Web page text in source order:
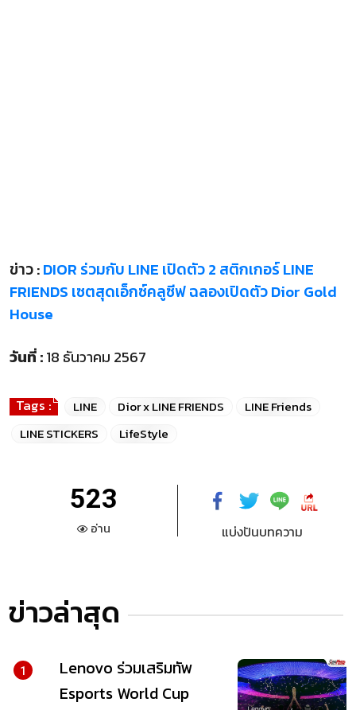
ข่าว :DIOR ร่วมกับ LINE เปิดตัว 2 สติกเกอร์ LINE
FRIENDS เซตสุดเอ็กซ์คลูซีฟ ฉลองเปิดตัว Dior Gold
House
วันที่ :18 ธันวาคม 2567
Tags : LINE Dior x LINE FRIENDS
LINE Friends
LINE STICKERS
LifeStyle
523
อ่าน แบ่งปันบทความ
ข่าวล่าสุด
1
Lenovo ร่วมเสริมทัพ
Esports World Cup